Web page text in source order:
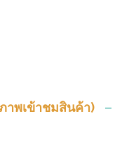
าพเข้าชมสินค้า)